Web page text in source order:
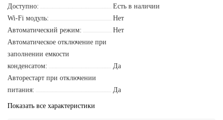
Доступно:
Есть в наличии
Wi-Fi модуль:
Нет
Автоматический режим:
Нет
Автоматическое отключение при
заполнении емкости
конденсатом:
Да
Авторестарт при отключении
питания:
Да
Показать все характеристики